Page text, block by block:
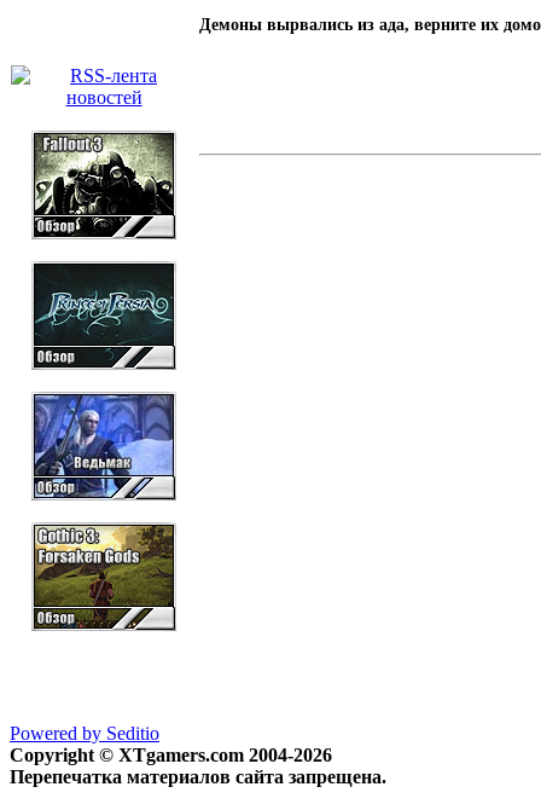
Демоны вырвались из ада, верните их
Powered by Seditio
Copyright © XTgamers.com 2004-2026
Перепечатка материалов сайта запрещена.